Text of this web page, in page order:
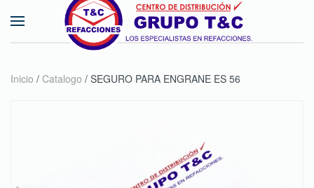
Skip to main content
Inicio / Catalogo / SEGURO PARA ENGRANE ES 56